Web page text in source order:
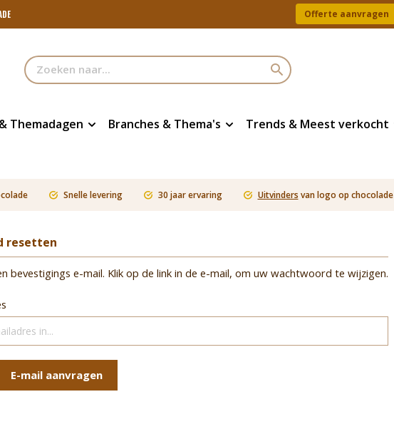
Offerte aanvragen
Themadagen Branches & Thema's Trends & Meest verkocht
Snelle levering 30 jaar ervaring Uitvinders van logo op chocolade
resetten
bevestigings e-mail. Klik op de link in de e-mail, om uw wachtwoord te wijzigen.
E-mail aanvragen